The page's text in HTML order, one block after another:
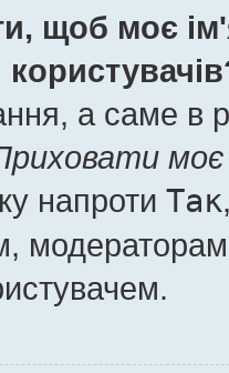
щоб моє
а саме в
моє
напроти Так